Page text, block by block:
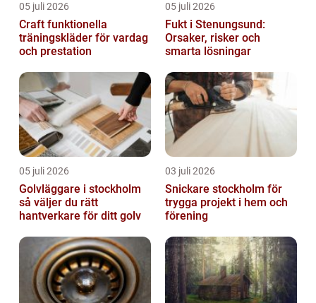
05 juli 2026
Craft funktionella
träningskläder för vardag
och prestation
05 juli 2026
Fukt i Stenungsund:
Orsaker, risker och
smarta lösningar
05 juli 2026
Golvläggare i stockholm
så väljer du rätt
hantverkare för ditt golv
03 juli 2026
Snickare stockholm för
trygga projekt i hem och
förening